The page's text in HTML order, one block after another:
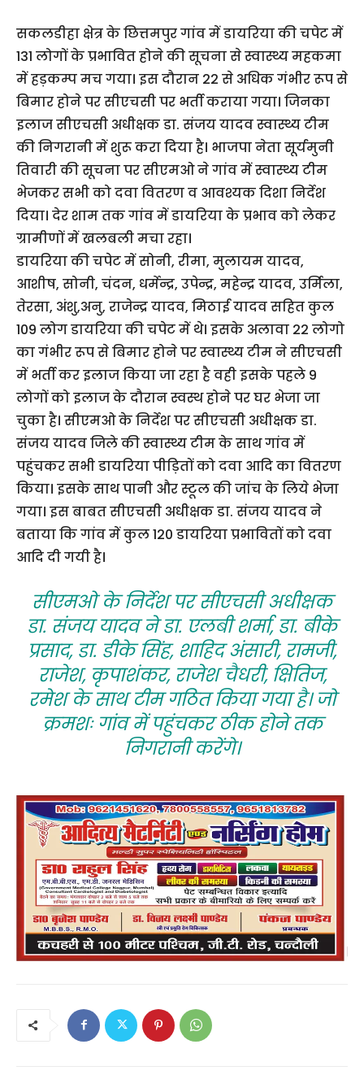
सकलडीहा क्षेत्र के छित्तमपुर गांव में डायरिया की चपेट में
131 लोगों के प्रभावित होने की सूचना से स्वास्थ्य महकमा
में हड़कम्प मच गया। इस दौरान 22 से अधिक गंभीर रूप से
बिमार होने पर सीएचसी पर भर्ती कराया गया। जिनका
इलाज सीएचसी अधीक्षक डा. संजय यादव स्वास्थ्य टीम
की निगरानी में शुरू करा दिया है। भाजपा नेता सूर्यमुनी
तिवारी की सूचना पर सीएमओ ने गांव में स्वास्थ्य टीम
भेजकर सभी को दवा वितरण व आवश्यक दिशा निर्देश
दिया। देर शाम तक गांव में डायरिया के प्रभाव को लेकर
ग्रामीणों में खलबली मचा रहा।
डायरिया की चपेट में सोनी, रीमा, मुलायम यादव,
आशीष, सोनी, चंदन, धर्मेन्द्र, उपेन्द्र, महेन्द्र यादव, उर्मिला,
तेरसा, अंशु,अनु, राजेन्द्र यादव, मिठाई यादव सहित कुल
109 लोग डायरिया की चपेट में थे। इसके अलावा 22 लोगो
का गंभीर रूप से बिमार होने पर स्वास्थ्य टीम ने सीएचसी
में भर्ती कर इलाज किया जा रहा है वही इसके पहले 9
लोगों को इलाज के दौरान स्वस्थ होने पर घर भेजा जा
चुका है। सीएमओ के निर्देश पर सीएचसी अधीक्षक डा.
संजय यादव जिले की स्वास्थ्य टीम के साथ गांव में
पहुंचकर सभी डायरिया पीड़ितों को दवा आदि का वितरण
किया। इसके साथ पानी और स्टूल की जांच के लिये भेजा
गया। इस बाबत सीएचसी अधीक्षक डा. संजय यादव ने
बताया कि गांव में कुल 120 डायरिया प्रभावितों को दवा
आदि दी गयी है।
सीएमओ के निर्देश पर सीएचसी अधीक्षक
डा. संजय यादव ने डा. एलबी शर्मा, डा. बीके
प्रसाद, डा. डीके सिंह, शाहिद अंसारी, रामजी,
राजेश, कृपाशंकर, राजेश चैधरी, क्षितिज,
रमेश के साथ टीम गठित किया गया है। जो
क्रमशः गांव में पहुंचकर ठीक होने तक
निगरानी करेंगे।